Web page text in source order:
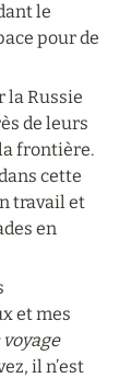
le
pour de
la Russie
de leurs
frontière.
cette
travail et
en
et mes
voyage
il n’est